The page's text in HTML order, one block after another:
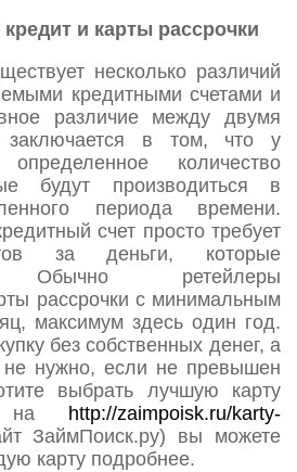
и карты рассрочки
несколько различий
кредитными счетами и
различие между двумя
заключается в том, что у
количество
будут производиться в
периода времени.
счет просто требует
за деньги, которые
Обычно ретейлеры
рассрочки с минимальным
максимум здесь один год.
без собственных денег, а
не нужно, если не превышен
выбрать лучшую карту
на http://zaimpoisk.ru/karty-
ЗаймПоиск.ру) вы можете
карту подробнее.